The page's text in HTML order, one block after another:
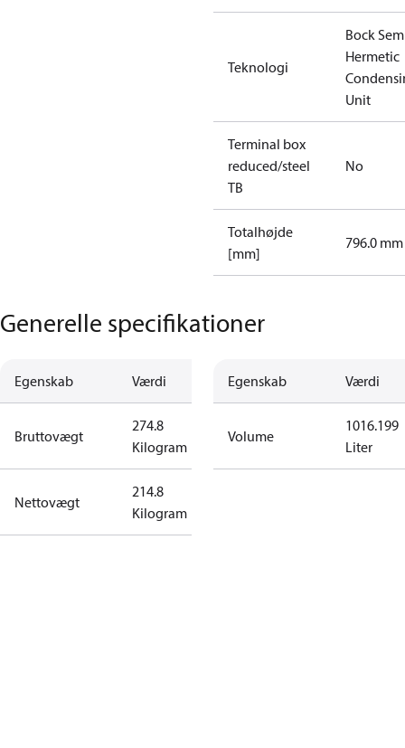
Teknologi
Bock
Hermetic
Unit
Terminal box
reduced/steel
TB
No
Totalhøjde
[mm]
796.0 mm
Generelle specifikationer
Egenskab Værdi
Bruttovægt
274.8
Kilogram
Nettovægt
214.8
Kilogram
Egenskab Værdi
Volume
1016.199
Liter